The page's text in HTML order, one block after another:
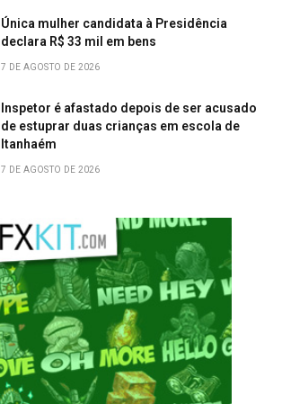
Única mulher candidata à Presidência
declara R$ 33 mil em bens
7 DE AGOSTO DE 2026
Inspetor é afastado depois de ser acusado
de estuprar duas crianças em escola de
Itanhaém
7 DE AGOSTO DE 2026